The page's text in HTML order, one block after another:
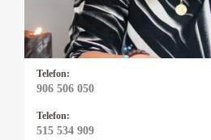
Telefon:
906 506 050
Telefon:
515 534 909
problému. Tím
svobodnou vůli, jak vše řešit.
kyvadlo které vyrobila